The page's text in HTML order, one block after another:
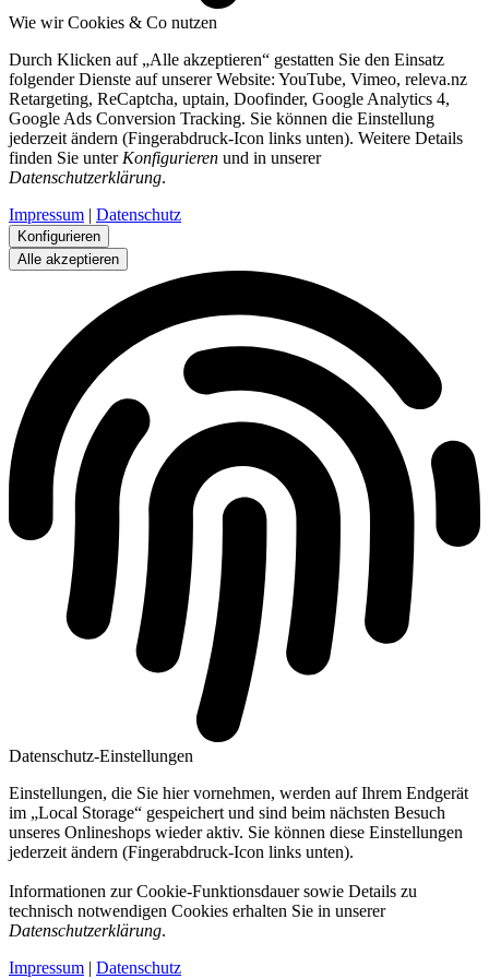
Wie wir Cookies & Co nutzen
Durch Klicken auf „Alle akzeptieren“ gestatten Sie den Einsatz
folgender Dienste auf unserer Website: YouTube, Vimeo, releva.nz
Retargeting, ReCaptcha, uptain, Doofinder, Google Analytics 4,
Google Ads Conversion Tracking. Sie können die Einstellung
jederzeit ändern (Fingerabdruck-Icon links unten). Weitere Details
finden Sie unter Konfigurieren und in unserer
Datenschutzerklärung.
Impressum | Datenschutz
Konfigurieren
Alle akzeptieren
Datenschutz-Einstellungen
Einstellungen, die Sie hier vornehmen, werden auf Ihrem Endgerät
im „Local Storage“ gespeichert und sind beim nächsten Besuch
unseres Onlineshops wieder aktiv. Sie können diese Einstellungen
jederzeit ändern (Fingerabdruck-Icon links unten).
Informationen zur Cookie-Funktionsdauer sowie Details zu
technisch notwendigen Cookies erhalten Sie in unserer
Datenschutzerklärung.
Impressum | Datenschutz